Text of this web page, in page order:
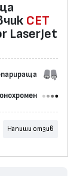
CET
LaserJet
Напиши отзив